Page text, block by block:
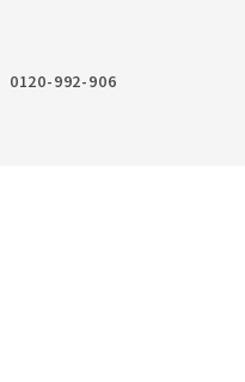
0120-992-906